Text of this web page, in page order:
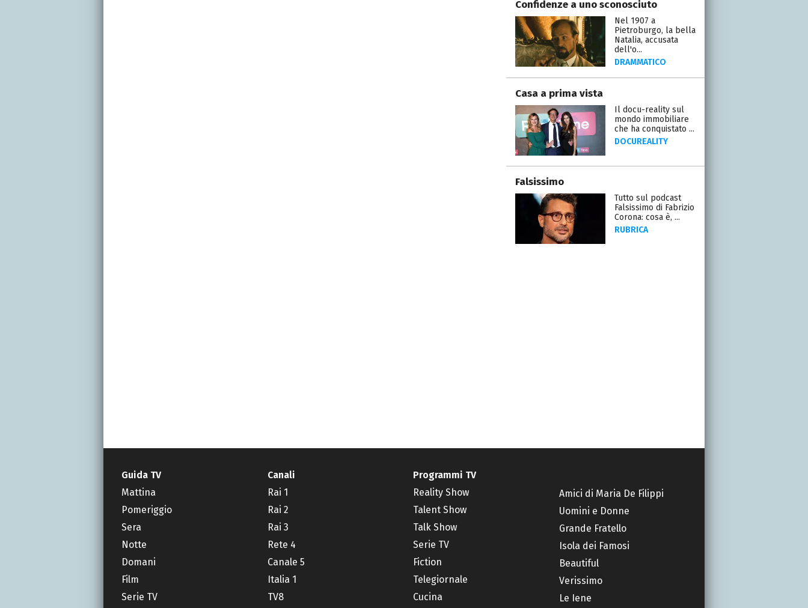
Confidenze a uno sconosciuto
Nel 1907 a
Pietroburgo, la bella
Natalia, accusata
dell'o...
DRAMMATICO
Casa a prima vista
Il docu-reality sul
mondo immobiliare
che ha conquistato ...
DOCUREALITY
Falsissimo
Tutto sul podcast
Falsissimo di Fabrizio
Corona: cosa è, ...
RUBRICA
Guida TV
Mattina
Pomeriggio
Sera
Notte
Domani
Film
Serie TV
Canali
Rai 1
Rai 2
Rai 3
Rete 4
Canale 5
Italia 1
TV8
Programmi TV
Reality Show
Talent Show
Talk Show
Serie TV
Fiction
Telegiornale
Cucina
Amici di Maria De Filippi
Uomini e Donne
Grande Fratello
Isola dei Famosi
Beautiful
Verissimo
Le Iene